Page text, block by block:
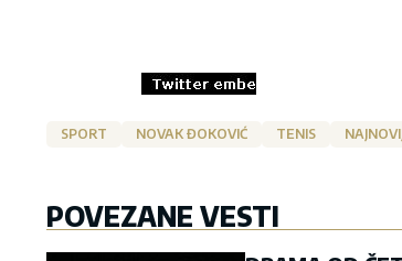
SPORT NOVAK ĐOKOVIĆ TENIS
POVEZANE VESTI